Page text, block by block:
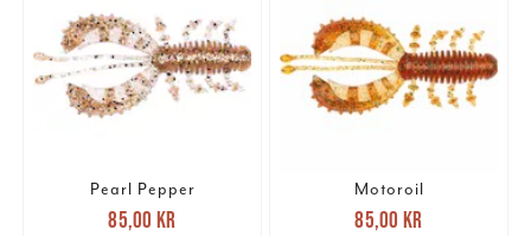
Pearl Pepper
Nuvarande pris
85,00 kr
Motoroil
Nuvarande pris
85,00 kr